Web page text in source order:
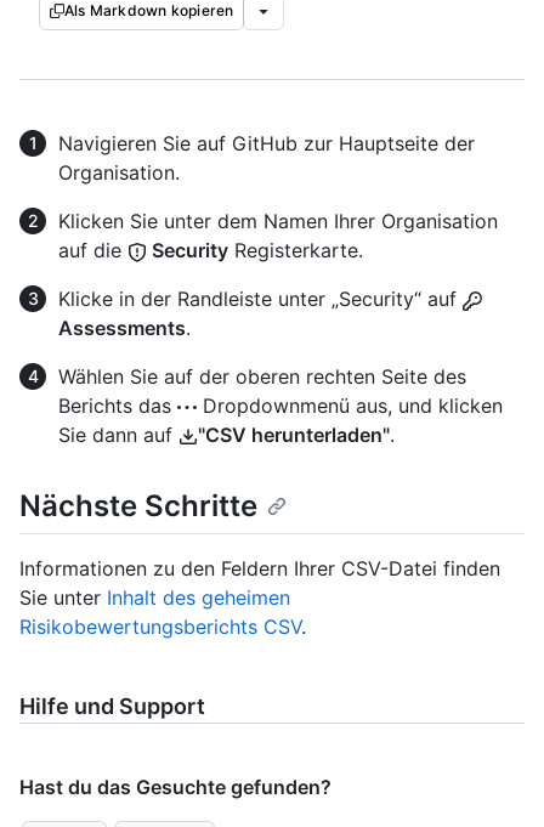
Als Markdown kopieren
Navigieren Sie auf GitHub zur Hauptseite der
Organisation.
Klicken Sie unter dem Namen Ihrer Organisation
auf die
Security Registerkarte.
Klicke in der Randleiste unter „Security“ auf
Assessments.
Wählen Sie auf der oberen rechten Seite des
Berichts das
Dropdownmenü aus, und klicken
Sie dann auf
"CSV herunterladen".
Nächste Schritte
Informationen zu den Feldern Ihrer CSV-Datei finden
Sie unter Inhalt des geheimen
Risikobewertungsberichts CSV.
Hilfe und Support
Hast du das Gesuchte gefunden?